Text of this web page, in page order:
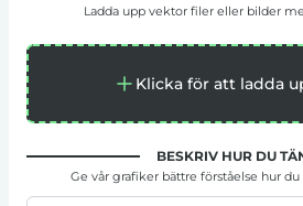
Ladda upp vektor filer eller bilder
Klicka för att ladda
BESKRIV HUR DU
Ge vår grafiker bättre förståelse hur